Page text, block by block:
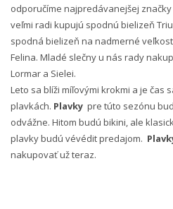
odporučíme najpredávanejšej
veľmi radi kupujú spodnú bielizeň
spodná bielizeň na nadmerné
Felina. Mladé slečny u nás rady
Lormar a Sielei.
Leto sa blíži míľovými krokmi a je čas
plavkách. Plavky pre túto sezónu
odvážne. Hitom budú bikini, ale
plavky budú vévédit predajom.
nakupovať už teraz.